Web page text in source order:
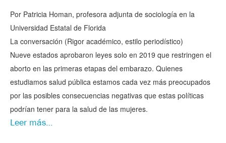
Por Patricia Homan, profesora adjunta de sociología en la
Universidad Estatal de Florida
La conversación (Rigor académico, estilo periodístico)
Nueve estados aprobaron leyes solo en 2019 que restringen el
aborto en las primeras etapas del embarazo. Quienes
estudiamos salud pública estamos cada vez más preocupados
por las posibles consecuencias negativas que estas políticas
podrían tener para la salud de las mujeres.
Leer más…